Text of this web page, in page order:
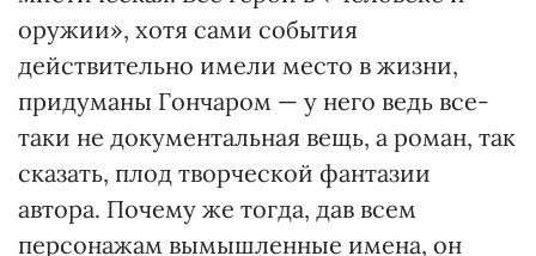
оружии», хотя сами события
действительно имели место в жизни,
придуманы Гончаром — у него ведь все-
таки не документальная вещь, а роман, так
сказать, плод творческой фантазии
автора. Почему же тогда, дав всем
персонажам вымышленные имена, он